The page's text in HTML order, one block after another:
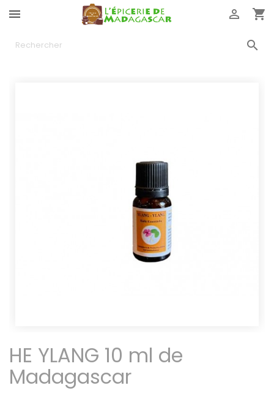
 


HE YLANG 10 ml de
Madagascar